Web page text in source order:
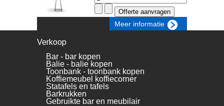
Meer informatie
Verkoop
Bar - bar kopen
Balie - balie kopen
Toonbank - toonbank kopen
Koffiemeubel koffiecorner
Statafels en tafels
Barkrukken
Gebruikte bar en meubilair